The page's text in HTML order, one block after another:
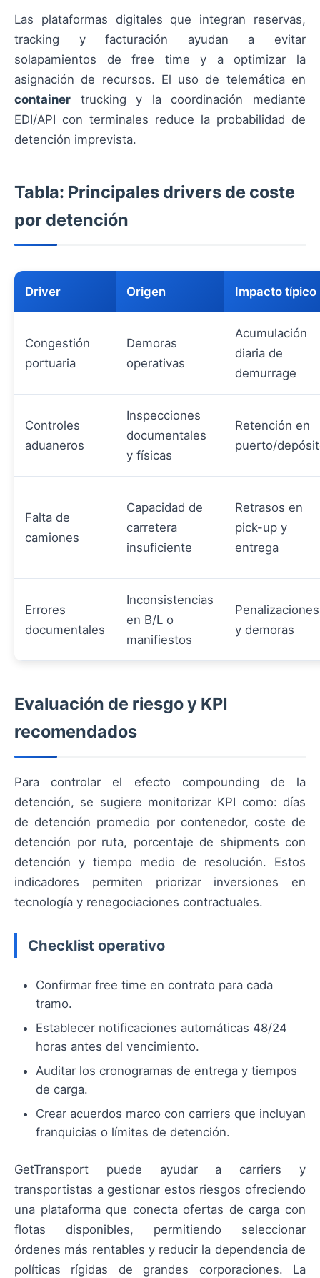
Las plataformas digitales que integran reservas,
tracking y facturación ayudan a evitar
solapamientos de free time y a optimizar la
asignación de recursos. El uso de telemática en
container trucking y la coordinación mediante
EDI/API con terminales reduce la probabilidad de
detención imprevista.
Tabla: Principales drivers de coste
por detención
Driver Origen Impacto típico
Congestión
portuaria
Demoras
operativas
Acumulación
diaria de
demurrage
Controles
aduaneros
Inspecciones
documentales
y físicas
Retención en
puerto/
Falta de
camiones
Capacidad de
carretera
insuficiente
Retrasos en
pick-up y
entrega
Errores
documentales
Inconsistencias
en B/L o
manifiestos
Penalizaciones
y demoras
Evaluación de riesgo y KPI
recomendados
Para controlar el efecto compounding de la
detención, se sugiere monitorizar KPI como: días
de detención promedio por contenedor, coste de
detención por ruta, porcentaje de shipments con
detención y tiempo medio de resolución. Estos
indicadores permiten priorizar inversiones en
tecnología y renegociaciones contractuales.
Checklist operativo
Confirmar free time en contrato para cada
tramo.
Establecer notificaciones automáticas 48/24
horas antes del vencimiento.
Auditar los cronogramas de entrega y tiempos
de carga.
Crear acuerdos marco con carriers que incluyan
franquicias o límites de detención.
GetTransport puede ayudar a carriers y
transportistas a gestionar estos riesgos ofreciendo
una plataforma que conecta ofertas de carga con
flotas disponibles, permitiendo seleccionar
órdenes más rentables y reducir la dependencia de
políticas rígidas de grandes corporaciones. La